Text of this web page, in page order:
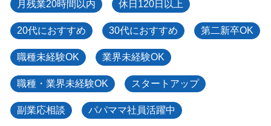
月残業20時間以内 休日120日以上
20代におすすめ 30代におすすめ 第二新卒OK
職種未経験OK 業界未経験OK
職種・業界未経験OK スタートアップ
副業応相談 パパママ社員活躍中